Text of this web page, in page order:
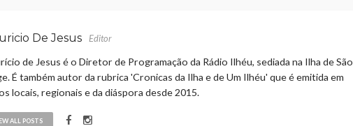
De Jesus Editor
de Jesus é o Diretor de Programação da Rádio Ilhéu, sediada na Ilha de São
É também autor da rubrica 'Cronicas da Ilha e de Um Ilhéu' que é emitida em
locais, regionais e da diáspora desde 2015.
ALL POSTS